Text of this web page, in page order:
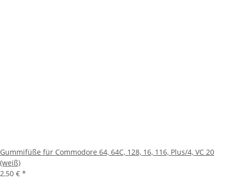
Gummifüße für Commodore 64, 64C, 128, 16, 116, Plus/4, VC 20
(weiß)
2,50 € *